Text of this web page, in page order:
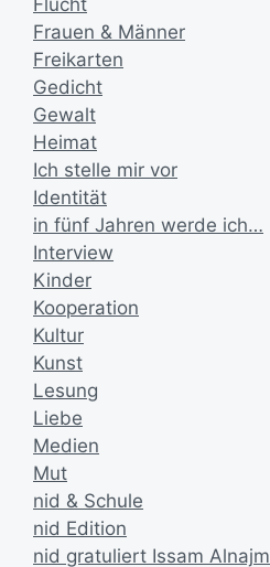
Flucht
Frauen & Männer
Freikarten
Gedicht
Gewalt
Heimat
Ich stelle mir vor
Identität
in fünf Jahren werde ich…
Interview
Kinder
Kooperation
Kultur
Kunst
Lesung
Liebe
Medien
Mut
nid & Schule
nid Edition
nid gratuliert Issam Alnajm